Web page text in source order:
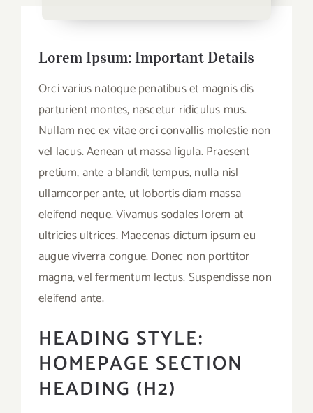
Lorem Ipsum: Important Details
Orci varius natoque penatibus et magnis dis
parturient montes, nascetur ridiculus mus.
Nullam nec ex vitae orci convallis molestie non
vel lacus. Aenean ut massa ligula. Praesent
pretium, ante a blandit tempus, nulla nisl
ullamcorper ante, ut lobortis diam massa
eleifend neque. Vivamus sodales lorem at
ultricies ultrices. Maecenas dictum ipsum eu
augue viverra congue. Donec non porttitor
magna, vel fermentum lectus. Suspendisse non
eleifend ante.
HEADING STYLE:
HOMEPAGE SECTION
HEADING (H2)